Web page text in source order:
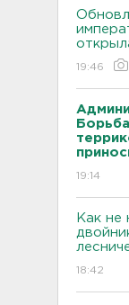
19:46
19:14
Как не
18:42